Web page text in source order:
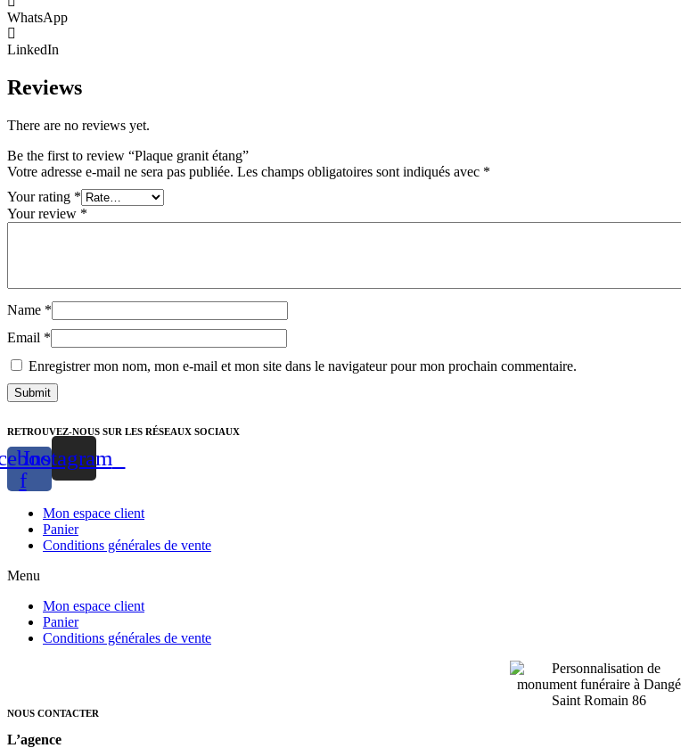
WhatsApp
LinkedIn
Reviews
There are no reviews yet.
Be the first to review “Plaque granit étang”
Votre adresse e-mail ne sera pas publiée. Les champs obligatoires sont indiqués avec *
Your rating *
Your review *
Name *
Email *
Enregistrer mon nom, mon e-mail et mon site dans le navigateur pour mon prochain commentaire.
RETROUVEZ-NOUS SUR LES RÉSEAUX SOCIAUX
f
Instagram
Mon espace client
Panier
Conditions générales de vente
Menu
Mon espace client
Panier
Conditions générales de vente
NOUS CONTACTER
L’agence